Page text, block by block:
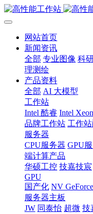
网站首页
新闻资讯
全部 专业图像 科
理测绘
产品资料
全部 AI 大模型
工作站
Intel 酷睿 Intel Xeon
品牌工作站 工作
服务器
CPU服务器 GPU
端计算产品
华硕工控 技嘉技宸
GPU
国产化 NV GeForce
服务器主板
JW 同泰怡 超微 技